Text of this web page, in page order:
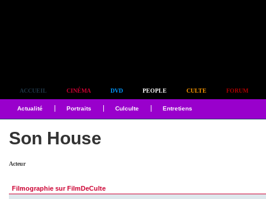
ACCUEIL CINÉMA DVD PEOPLE CULTE FORUM
Actualité Portraits Culculte Entretiens
Son House
Acteur
Filmographie sur FilmDeCulte